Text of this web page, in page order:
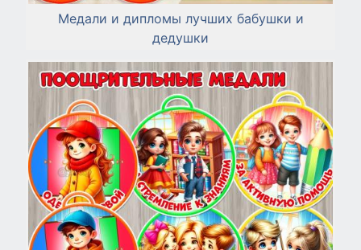
Медали и дипломы лучших бабушки и
дедушки